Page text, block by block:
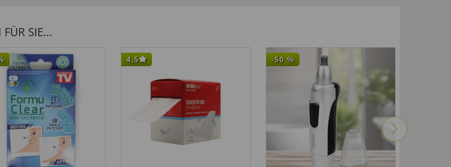
angeschlossen.
ich keine Aussage
SIE...
4,5 -50 %